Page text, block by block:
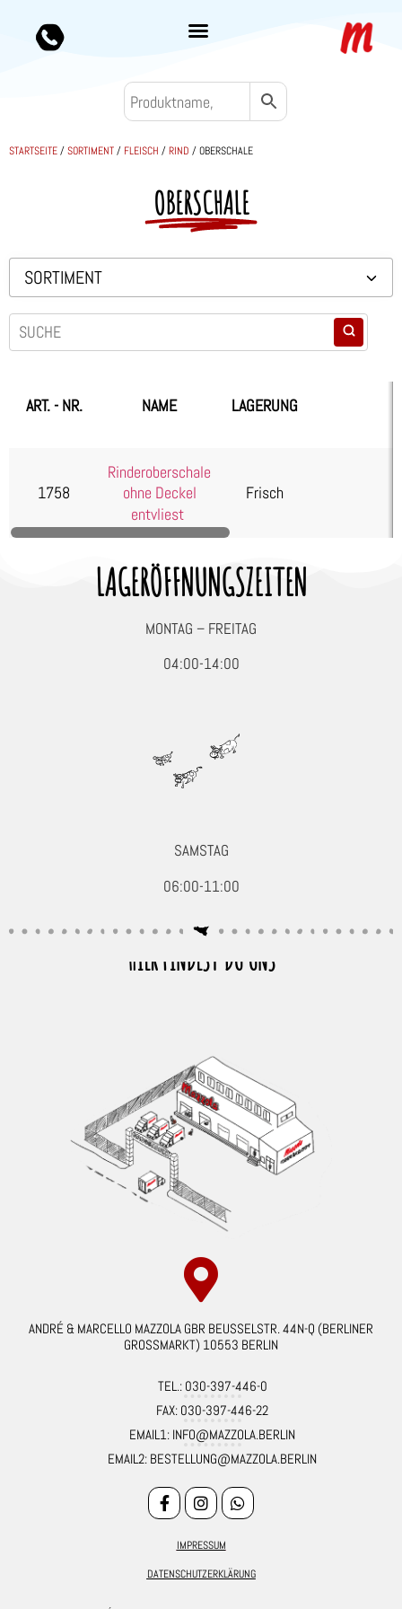
STARTSEITE/SORTIMENT/ FLEISCH /RIND / OBERSCHALE
OBERSCHALE
SORTIMENT
Backwaren TK
Convenience
Fleisch
Kuchen & Desserts
Seafood, Fisch & Meeresfrüchte
Wurst & Schinken
ART. - NR. NAME LAGERUNG
1758
Rinderoberschale
ohne Deckel
entvliest
Frisch
LAGERÖFFNUNGSZEITEN
MONTAG – FREITAG
04:00-14:00
SAMSTAG
06:00-11:00
HIER FINDEST DU UNS
ANDRÉ & MARCELLO MAZZOLA GBR BEUSSELSTR. 44N-Q (BERLINER
GROSSMARKT) 10553 BERLIN
TEL.: 030-397-446-0
FAX: 030-397-446-22
EMAIL1: INFO@MAZZOLA.BERLIN
EMAIL2: BESTELLUNG@MAZZOLA.BERLIN
IMPRESSUM
DATENSCHUTZERKLÄRUNG